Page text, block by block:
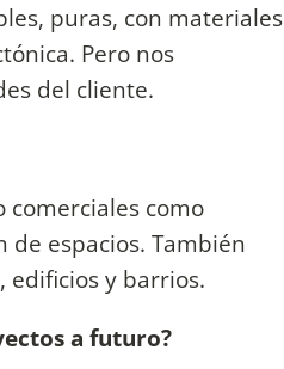
puras, con materiales
Pero nos
del cliente.
comerciales como
espacios. También
edificios y barrios.
a futuro?